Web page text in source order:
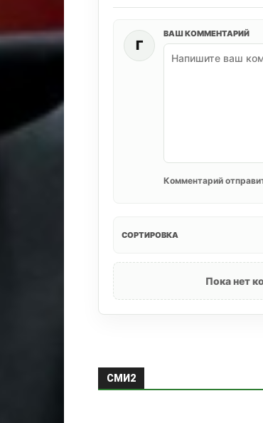
Г
ВАШ КОММЕНТАРИЙ
Комментарий
СОРТИРОВКА
Пока нет
СМИ2